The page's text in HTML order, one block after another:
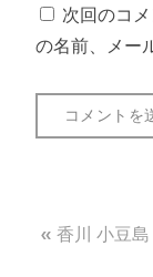
次回のコ
の名前、メー
投香川 小豆